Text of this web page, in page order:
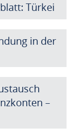
Türkei
in der
–